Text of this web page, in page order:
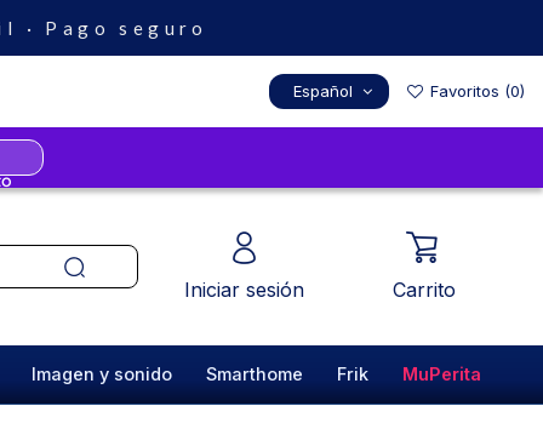
· Pago seguro
Español Favoritos (0)
Iniciar sesión Carrito
Imagen y sonido Smarthome Frik MuPerita